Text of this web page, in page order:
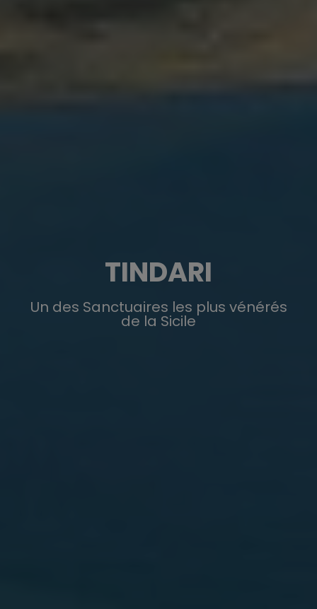
TINDARI
Un des Sanctuaires les plus vénérés
de la Sicile